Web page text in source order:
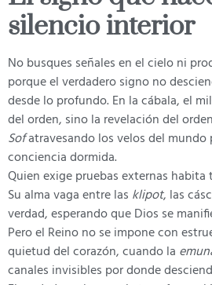
silencio interior
No busques señales en el cielo ni
porque el verdadero signo no
desde lo profundo. En la cábala, el
del orden, sino la revelación del
Sofatravesando los velos del mundo
conciencia dormida.
Quien exige pruebas externas
Su alma vaga entre las klipot, las
verdad, esperando que Dios se
Pero el Reino no se impone con
quietud del corazón, cuando la
canales invisibles por donde